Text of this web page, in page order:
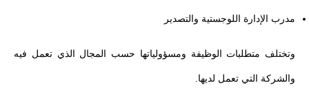
مدرب الإدارة اللوجستية والتصدير
وتختلف متطلبات الوظيفة ومسؤولياتها حسب المجال الذي تعمل فيه
والشركة التي تعمل لديها.